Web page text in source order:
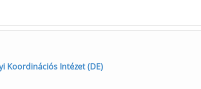
Koordinációs Intézet (DE)